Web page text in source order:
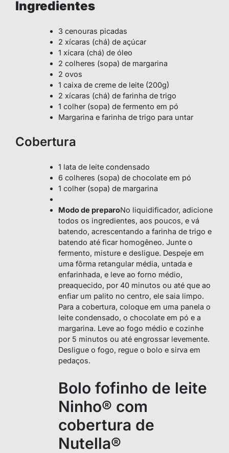
Ingredientes
3 cenouras picadas
2 xícaras (chá) de açúcar
1 xícara (chá) de óleo
2 colheres (sopa) de margarina
2 ovos
1 caixa de creme de leite (200g)
2 xícaras (chá) de farinha de trigo
1 colher (sopa) de fermento em pó
Margarina e farinha de trigo para untar
Cobertura
1 lata de leite condensado
6 colheres (sopa) de chocolate em pó
1 colher (sopa) de margarina
Modo de preparoNo liquidificador, adicione
todos os ingredientes, aos poucos, e vá
batendo, acrescentando a farinha de trigo e
batendo até ficar homogêneo. Junte o
fermento, misture e desligue. Despeje em
uma fôrma retangular média, untada e
enfarinhada, e leve ao forno médio,
preaquecido, por 40 minutos ou até que ao
enfiar um palito no centro, ele saia limpo.
Para a cobertura, coloque em uma panela o
leite condensado, o chocolate em pó e a
margarina. Leve ao fogo médio e cozinhe
por 5 minutos ou até engrossar levemente.
Desligue o fogo, regue o bolo e sirva em
pedaços.
Bolo fofinho de leite
Ninho® com
cobertura de
Nutella®